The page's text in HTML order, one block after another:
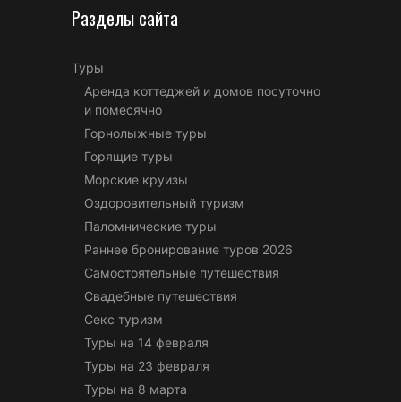
Разделы сайта
Туры
Аренда коттеджей и домов посуточно
и помесячно
Горнолыжные туры
Горящие туры
Морские круизы
Оздоровительный туризм
Паломнические туры
Раннее бронирование туров 2026
Самостоятельные путешествия
Свадебные путешествия
Секс туризм
Туры на 14 февраля
Туры на 23 февраля
Туры на 8 марта